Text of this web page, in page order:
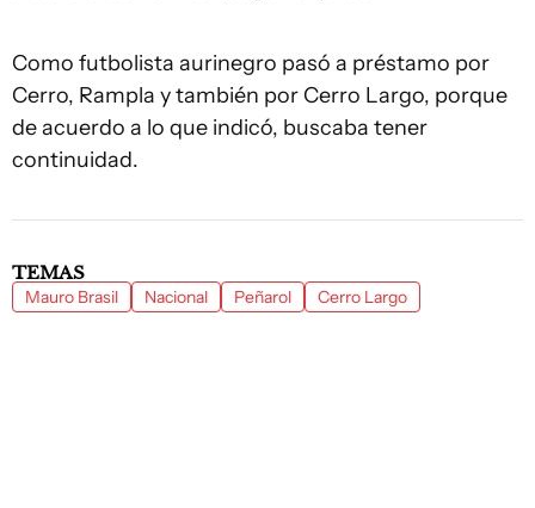
Como futbolista aurinegro pasó a préstamo por
Cerro, Rampla y también por Cerro Largo, porque
de acuerdo a lo que indicó, buscaba tener
continuidad.
TEMAS
Mauro Brasil Nacional Peñarol Cerro Largo